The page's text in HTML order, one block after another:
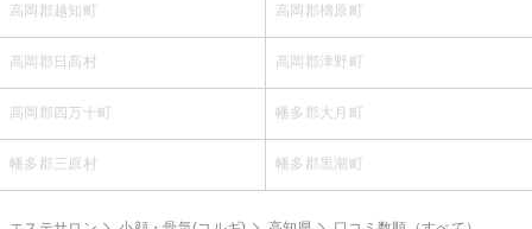
高岡郡越知町 高岡郡檮原町
高岡郡日高村 高岡郡津野町
高岡郡四万十町 幡多郡大月町
幡多郡三原村 幡多郡黒潮町